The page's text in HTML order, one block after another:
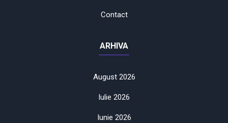
Contact
ARHIVA
August 2026
Iulie 2026
Iunie 2026